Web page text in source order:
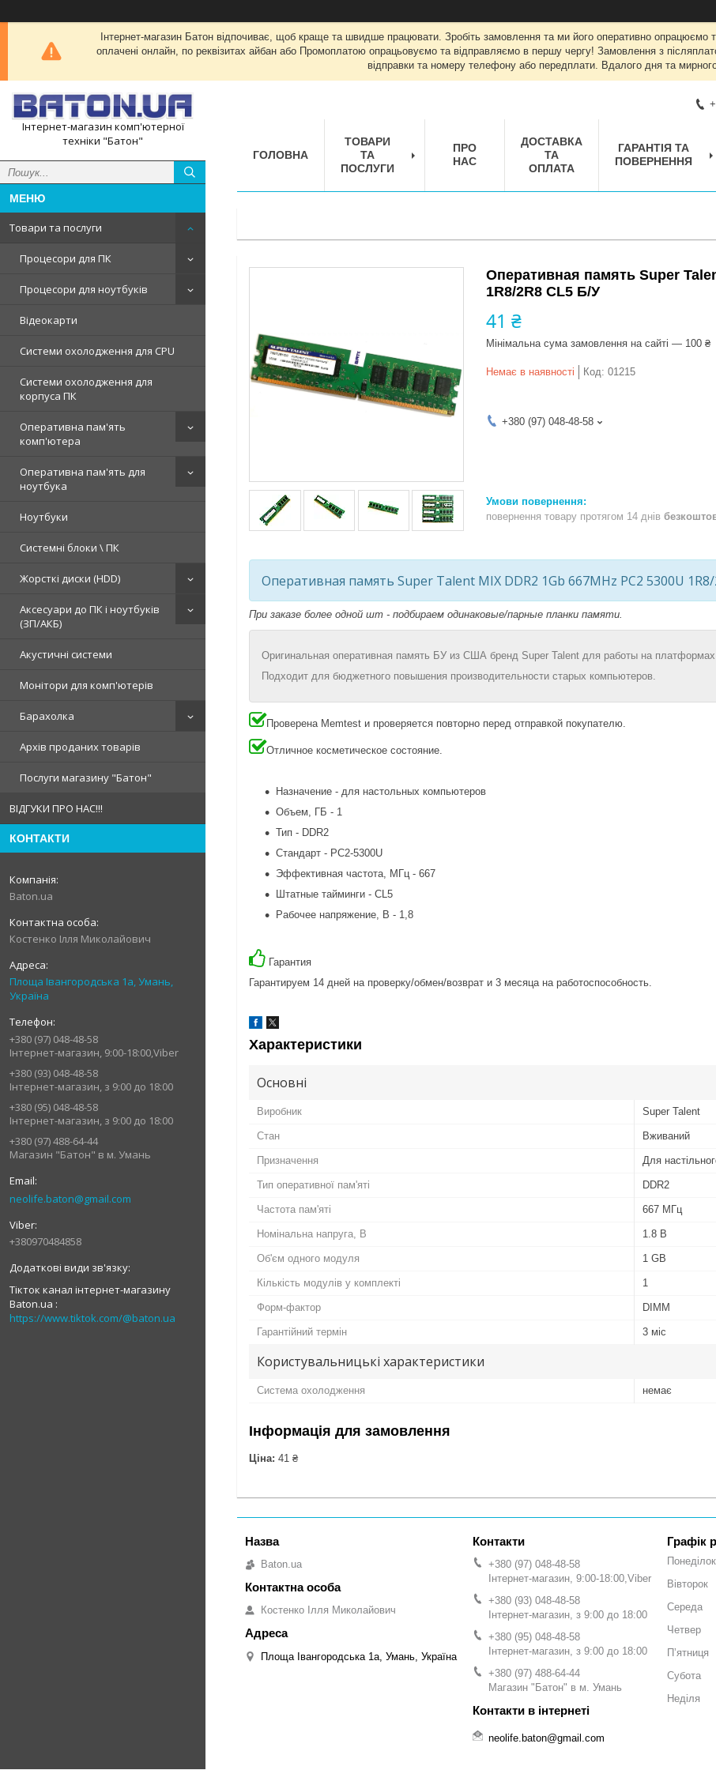
Інтернет-магазин Батон відпочиває, щоб краще та швидше працювати. Зробіть замовлення та ми його оперативно
оплачені онлайн, по реквізитах айбан або Промоплатою опрацьовуємо та відправляємо в першу чергу! Замовлення з
відправки та номеру телефону або передплати. Вдалого дня та
Інтернет-магазин комп'ютерної
техніки "Батон"
Товари та послуги
Процесори для ПК
Процесори для ноутбуків
Відеокарти
Системи охолодження для CPU
Системи охолодження для
корпуса ПК
Оперативна пам'ять
комп'ютера
Оперативна пам'ять для
ноутбука
Ноутбуки
Системні блоки \ ПК
Жорсткі диски (HDD)
Аксесуари до ПК і ноутбуків
(ЗП/АКБ)
Акустичні системи
Монітори для комп'ютерів
Барахолка
Архів проданих товарів
Послуги магазину "Батон"
ВІДГУКИ ПРО НАС!!!
КОНТАКТИ
Baton.ua
Костенко Ілля Миколайович
Площа Івангородська 1а, Умань,
Україна
+380 (97) 048-48-58
Інтернет-магазин, 9:00-18:00,Viber
+380 (93) 048-48-58
Інтернет-магазин, з 9:00 до 18:00
+380 (95) 048-48-58
Інтернет-магазин, з 9:00 до 18:00
+380 (97) 488-64-44
Магазин "Батон" в м. Умань
neolife.baton@gmail.com
+380970484858
Тікток канал інтернет-магазину
Baton.ua
https://www.tiktok.com/@baton.ua
ГОЛОВНА
ТОВАРИ
ТА
ПОСЛУГИ
ПРО
НАС
ДОСТАВКА
ТА
ОПЛАТА
ГАРАНТІЯ ТА
ПОВЕРНЕННЯ
Оперативная память Super
1R8/2R8 CL5 Б/У
41 ₴
Мінімальна сума замовлення на сайті — 100 ₴
Немає в наявності Код: 01215
+380 (97) 048-48-58
повернення товару протягом 14 днів
Оперативная память Super Talent MIX DDR2 1Gb 667MHz PC2 5300U
При заказе более одной шт - подбираем одинаковые/парные планки памяти.
Оригинальная оперативная память БУ из США бренд Super Talent для работы на платформах
Подходит для бюджетного повышения производительности старых компьютеров.
Проверена Memtest и проверяется повторно перед отправкой покупателю.
Отличное косметическое состояние.
Назначение - для настольных компьютеров
Объем, ГБ - 1
Тип - DDR2
Стандарт - PC2-5300U
Эффективная частота, МГц - 667
Штатные тайминги - CL5
Рабочее напряжение, В - 1,8
Гарантия
Гарантируем 14 дней на проверку/обмен/возврат и 3 месяца на работоспособность.
Характеристики
Основні
Виробник Super Talent
Стан Вживаний
Призначення Для
Тип оперативної пам'яті DDR2
Частота пам'яті 667 МГц
Номінальна напруга, В 1.8 В
Об'єм одного модуля 1 GB
Кількість модулів у комплекті 1
Форм-фактор DIMM
Гарантійний термін 3 міс
Користувальницькі характеристики
Система охолодження немає
Інформація для замовлення
Ціна: 41 ₴
Baton.ua
Костенко Ілля Миколайович
Площа Івангородська 1а, Умань, Україна
+380 (97) 048-48-58
Інтернет-магазин, 9:00-18:00,Viber
+380 (93) 048-48-58
Інтернет-магазин, з 9:00 до 18:00
+380 (95) 048-48-58
Інтернет-магазин, з 9:00 до 18:00
+380 (97) 488-64-44
Магазин "Батон" в м. Умань
neolife.baton@gmail.com
Графік
Понеділок
Вівторок
Середа
Четвер
Пʼятниця
Субота
Неділя